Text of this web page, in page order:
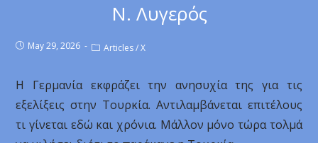
Ν. Λυγερός
May 29, 2026 Articles / X
Η Γερμανία εκφράζει την ανησυχία της για τις
εξελίξεις στην Τουρκία. Αντιλαμβάνεται επιτέλους
τι γίνεται εδώ και χρόνια. Μάλλον μόνο τώρα τολμά